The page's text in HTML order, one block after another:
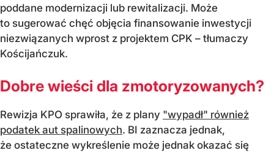
poddane modernizacji lub rewitalizacji. Może
to sugerować chęć objęcia finansowanie inwestycji
niezwiązanych wprost z projektem CPK – tłumaczy
Kościjańczuk.
Dobre wieści dla zmotoryzowanych?
Rewizja KPO sprawiła, że z plany "wypadł" również
podatek aut spalinowych. BI zaznacza jednak,
że ostateczne wykreślenie może jednak okazać się